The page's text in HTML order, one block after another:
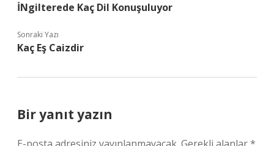
İNgilterede Kaç Dil Konuşuluyor
Sonraki Yazı
Kaç Eş Caizdir
Bir yanıt yazın